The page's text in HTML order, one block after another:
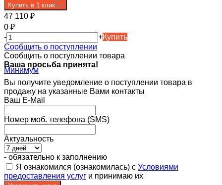
Купить в 1 клик
47 110 ₽
0 ₽
-
+Купить
Сообщить о поступлении
Сообщить о поступлении товара
Ваша просьба принята!
Вы получите уведомление о поступлении товара в
продажу на указанные Вами контакты
Ваш E-Mail
Номер моб. телефона (SMS)
Актуальность
- обязательно к заполнению
Я ознакомился (ознакомилась) с Условиями
предоставления услуг и принимаю их